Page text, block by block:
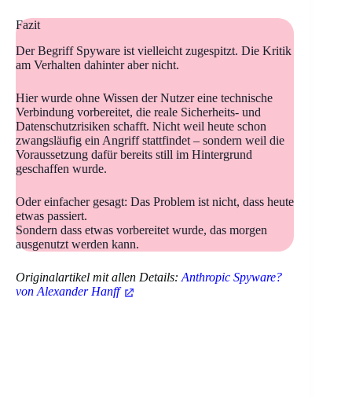
Fazit
Der Begriff Spyware ist vielleicht zugespitzt. Die Kritik
am Verhalten dahinter aber nicht.
Hier wurde ohne Wissen der Nutzer eine technische
Verbindung vorbereitet, die reale Sicherheits- und
Datenschutzrisiken schafft. Nicht weil heute schon
zwangsläufig ein Angriff stattfindet – sondern weil die
Voraussetzung dafür bereits still im Hintergrund
geschaffen wurde.
Oder einfacher gesagt: Das Problem ist nicht, dass heute
etwas passiert.
Sondern dass etwas vorbereitet wurde, das morgen
ausgenutzt werden kann.
Originalartikel mit allen Details: Anthropic Spyware?
von Alexander Hanff